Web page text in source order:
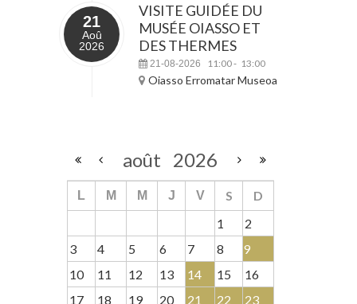
21
Aoû
2026
VISITE GUIDÉE DU
MUSÉE OIASSO ET
DES THERMES
21-08-2026 11:00- 13:00
Oiasso Erromatar Museoa
août 2026
L M M J V S
D
1
2
3
4 5 6 7 8
9
10
11 12 13 14 15
16
17
18 19 20 21 22
23